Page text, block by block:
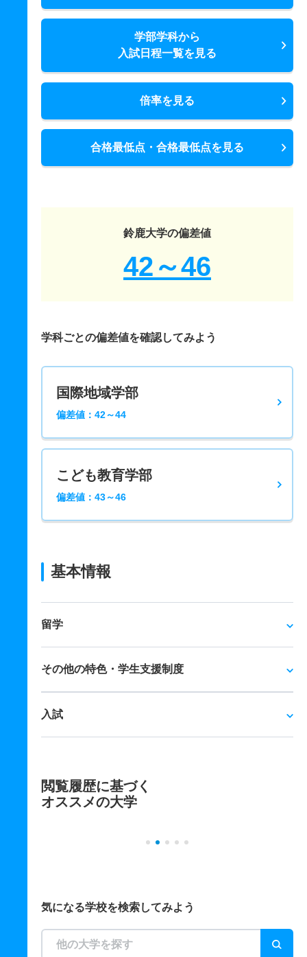
学部学科から
入試日程一覧を見る
倍率を見る
合格最低点・合格最低点を見る
鈴鹿大学の偏差値
42～46
学科ごとの偏差値を確認してみよう
国際地域学部
偏差値：42～44
こども教育学部
偏差値：43～46
基本情報
留学
その他の特色・学生支援制度
入試
閲覧履歴に基づく
オススメの大学
気になる学校を検索してみよう